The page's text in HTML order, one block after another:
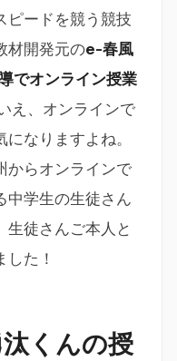
ピードを競う競技
材開発元のe-春風
でオンライン授業
、オンラインで
なりますよね。
からオンラインで
中学生の生徒さん
生徒さんご本人と
た！
くんの授